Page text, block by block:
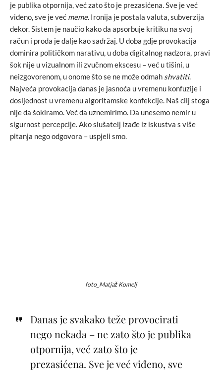
je publika otpornija, već zato što je prezasićena. Sve je već
viđeno, sve je već meme. Ironija je postala valuta, subverzija
dekor. Sistem je naučio kako da apsorbuje kritiku na svoj
račun i proda je dalje kao sadržaj. U doba gdje provokacija
dominira političkom narativu, u doba digitalnog nadzora, pravi
šok nije u vizualnom ili zvučnom ekscesu – već u tišini, u
neizgovorenom, u onome što se ne može odmah shvatiti.
Najveća provokacija danas je jasnoća u vremenu konfuzije i
dosljednost u vremenu algoritamske konfekcije. Naš cilj stoga
nije da šokiramo. Već da uznemirimo. Da unesemo nemir u
sigurnost percepcije. Ako slušatelj izađe iz iskustva s više
pitanja nego odgovora – uspjeli smo.
foto_Matjaž Komelj
Danas je svakako teže provocirati
nego nekada – ne zato što je publika
otpornija, već zato što je
prezasićena. Sve je već viđeno, sve